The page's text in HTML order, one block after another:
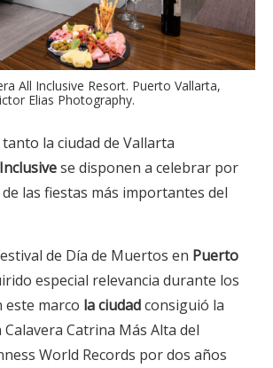
All Inclusive Resort. Puerto Vallarta,
Elias Photography.
la ciudad de Vallarta
se disponen a celebrar por
las fiestas más importantes del
de Día de Muertos en Puerto
especial relevancia durante los
este marco la ciudadconsiguió la
Calavera Catrina Más Alta del
World Records por dos años